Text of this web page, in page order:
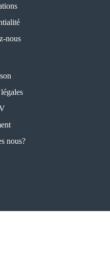
nous
nous?